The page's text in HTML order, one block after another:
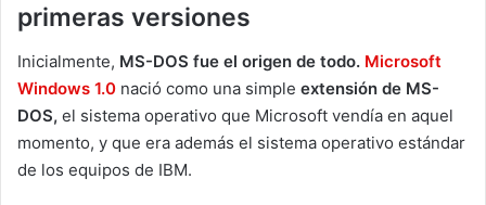
primeras versiones
Inicialmente, MS-DOS fue el origen de todo. Microsoft
Windows 1.0 nació como una simple extensión de MS-
DOS, el sistema operativo que Microsoft vendía en aquel
momento, y que era además el sistema operativo estándar
de los equipos de IBM.